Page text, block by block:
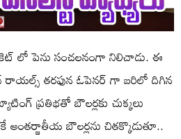
లో పెను సంచలనంగా నిలిచాడు. ఈ
రాయ‌ల్స్ తరఫున ఓపెనర్ గా బరిలో దిగిన
ప్రతిభతో బౌలర్లకు చుక్కలు
అంతర్జాతీయ బౌలర్లను చితక్కొడుతూ..